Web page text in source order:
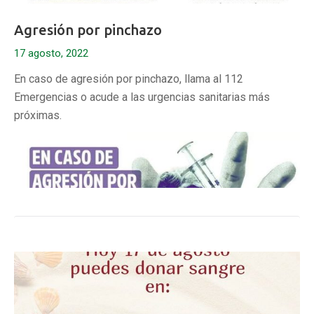
Agresión por pinchazo
17 agosto, 2022
En caso de agresión por pinchazo, llama al 112
Emergencias o acude a las urgencias sanitarias más
próximas.